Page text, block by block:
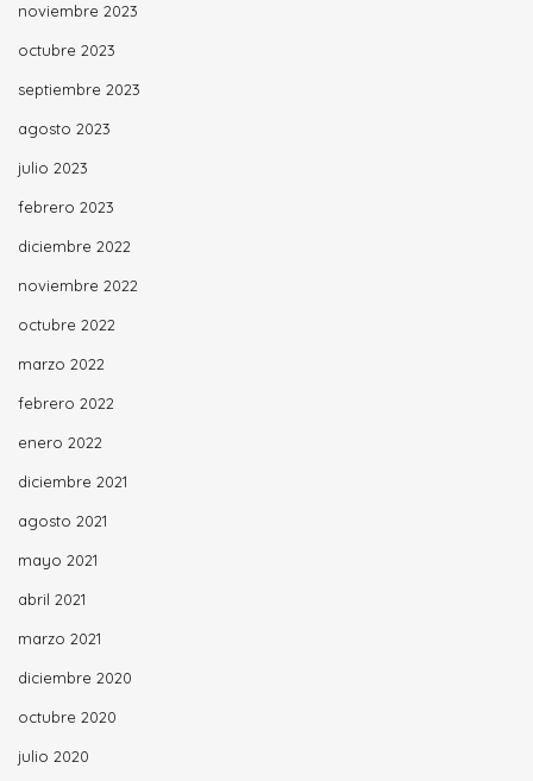
noviembre 2023
octubre 2023
septiembre 2023
agosto 2023
julio 2023
febrero 2023
diciembre 2022
noviembre 2022
octubre 2022
marzo 2022
febrero 2022
enero 2022
diciembre 2021
agosto 2021
mayo 2021
abril 2021
marzo 2021
diciembre 2020
octubre 2020
julio 2020